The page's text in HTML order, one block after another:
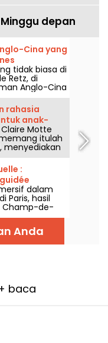
Minggu depan
Cina yang
tidak biasa di
Retz, di
Anglo-Cina
dari sedikit
dalam
mempesona
tokoh-tokoh
dan
karena
Anda juga
pohon
lanskap.
rahasia
anak-
Motte
itulah
menyediakan
mengisi
:
Eiffel
tur
Viality Tour
dalam
Paris, hasil
Champ-de-
Dame de
lebih akurat
31 Maret
untuk
menggila,
Anda
baca